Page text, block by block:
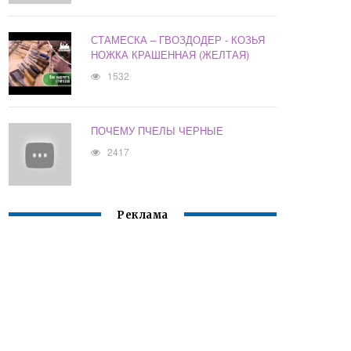
СТАМЕСКА – ГВОЗДОДЕР - КОЗЬЯ
НОЖКА КРАШЕННАЯ (ЖЕЛТАЯ)
1532
ПОЧЕМУ ПЧЕЛЫ ЧЕРНЫЕ
2417
Реклама